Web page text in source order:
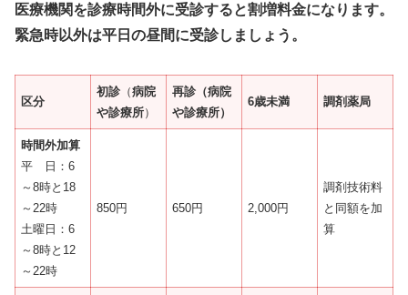
医療機関を診療時間外に受診すると割増料金になります。
緊急時以外は平日の昼間に受診しましょう。
区分
初診 （病院
や診療所）
再診（病院
や診療所）
6歳未満 調剤薬局
時間外加算
平 日：6
～8時と18
～22時
土曜日：6
～8時と12
～22時
850円 650円 2,000円
調剤技術料
と同額を加
算